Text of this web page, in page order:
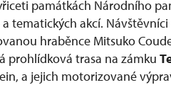
památkách Národního
tematických akcí.
hraběnce Mitsuko
prohlídková trasa na zámku
a jejich motorizované